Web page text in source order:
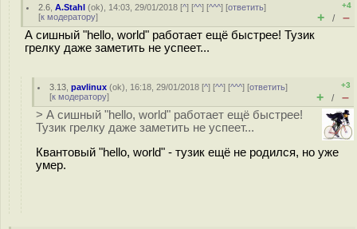
2.6 ,A.Stahl (ok), 14:03, 29/01/2018 [^] [^^] [^^^] [ответить]
[к модератору]
+4
+ / –
А сишный "hello, world" работает ещё быстрее! Тузик
грелку даже заметить не успеет...
3.13 ,pavlinux (ok), 16:18, 29/01/2018 [^] [^^] [^^^] [ответить]
[к модератору]
+3
+ / –
> А сишный "hello, world" работает ещё быстрее!
Тузик грелку даже заметить не успеет...
Квантовый "hello, world" - тузик ещё не родился, но уже
умер.